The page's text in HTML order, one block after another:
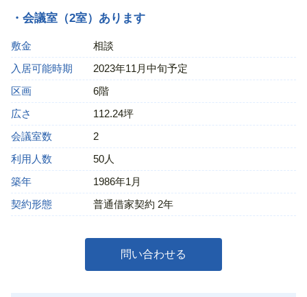
・会議室（2室）あります
敷金
相談
入居可能時期
2023年11月中旬予定
区画
6階
広さ
112.24坪
会議室数
2
利用人数
50人
築年
1986年1月
契約形態
普通借家契約 2年
問い合わせる